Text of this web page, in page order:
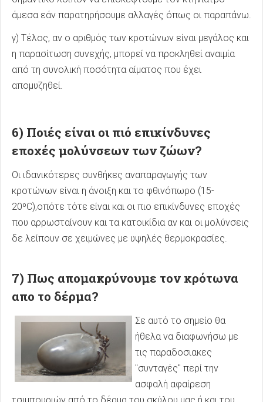
άμεσα εάν παρατηρήσουμε αλλαγές όπως οι παραπάνω.
γ) Τέλος, αν ο αριθμός των κροτώνων είναι μεγάλος και
η παρασίτωση συνεχής, μπορεί να προκληθεί αναιμία
από τη συνολική ποσότητα αίματος που έχει
απομυζηθεί.
6) Ποιές είναι οι πιό επικίνδυνες
εποχές μολύνσεων των ζώων?
Οι ιδανικότερες συνθήκες αναπαραγωγής των
κροτώνων είναι η άνοιξη και το φθινόπωρο (15-
20ºC),οπότε τότε είναι και οι πιο επικίνδυνες εποχές
που αρρωσταίνουν και τα κατοικίδια αν και οι μολύνσεις
δε λείπουν σε χειμώνες με υψηλές θερμοκρασίες.
7) Πως απομακρύνουμε τον κρότωνα
απο το δέρμα?
Σε αυτό το σημείο θα
ήθελα να διαφωνήσω με
τις παραδοσιακες
"συνταγές" περί την
ασφαλή αφαίρεση